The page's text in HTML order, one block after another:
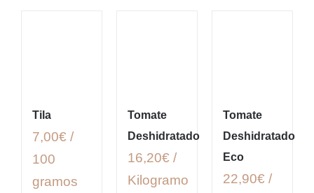
Tila
7,00€ /
100
gramos
Tomate
Deshidratado
16,20€ /
Kilogramo
Tomate
Deshidratado
Eco
22,90€ /